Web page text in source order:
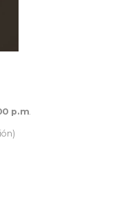
p.m.